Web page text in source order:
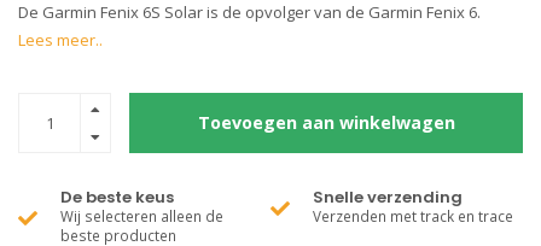
De Garmin Fenix 6S Solar is de opvolger van de Garmin Fenix 6.
Lees meer..
Toevoegen aan winkelwagen
De beste keus
Wij selecteren alleen de
beste producten
Snelle verzending
Verzenden met track en trace